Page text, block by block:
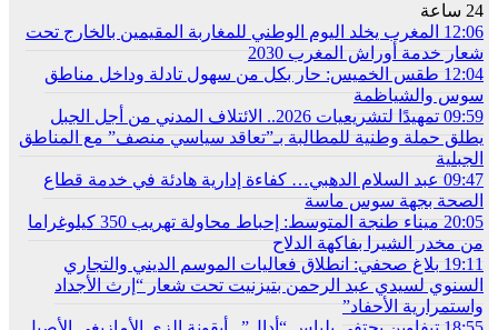
24 ساعة
12:06 المغرب يخلد اليوم الوطني للمغاربة المقيمين بالخارج تحت
شعار خدمة أوراش المغرب 2030
12:04 طقس الخميس: ﺣﺎﺭ بكل من سهول تادلة وداخل مناطق
سوس والشياظمة
09:59
تمهيدًا لتشريعيات 2026.. الائتلاف المدني من أجل الجبل
يطلق حملة وطنية للمطالبة بـ”تعاقد سياسي منصف” مع المناطق
الجبلية
09:47 عبد السلام الدهبي… كفاءة إدارية هادئة في خدمة قطاع
الصحة بجهة سوس ماسة
20:05
ميناء طنجة المتوسط: إحباط محاولة تهريب 350 كيلوغراما
من مخدر الشيرا بفاكهة الدلاح
19:11 بلاغ صحفي: انطلاق فعاليات الموسم الديني والتجاري
السنوي لسيدي عبد الرحمن بتيزنيت تحت شعار “إرث الأجداد
واستمرارية الأحفاد”